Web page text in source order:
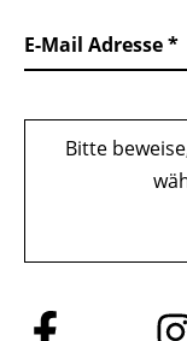
E-Mail Adresse
Bitte
Folge